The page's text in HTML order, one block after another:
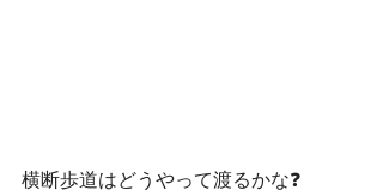
横断歩道はどうやって渡るかな❓